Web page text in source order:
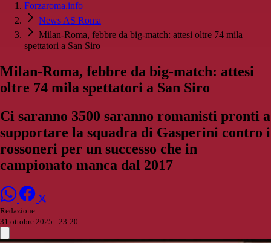
Forzaroma.info
News AS Roma
Milan-Roma, febbre da big-match: attesi oltre 74 mila
spettatori a San Siro
Milan-Roma, febbre da big-match: attesi
oltre 74 mila spettatori a San Siro
Ci saranno 3500 saranno romanisti pronti a
supportare la squadra di Gasperini contro i
rossoneri per un successo che in
campionato manca dal 2017
Redazione
31 ottobre 2025 - 23:20